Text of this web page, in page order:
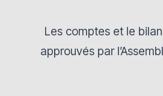
Les comptes et le
approuvés par